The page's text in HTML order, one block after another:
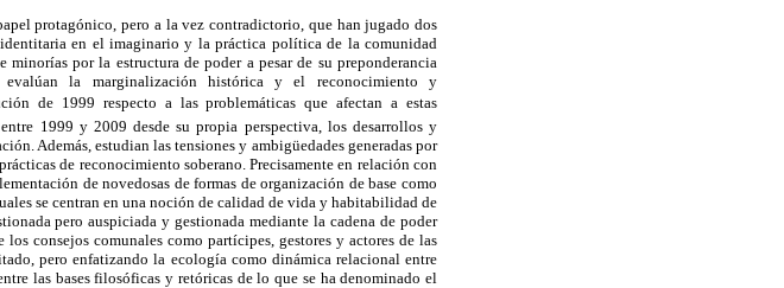
protagónico, pero a la vez contradictorio, que han jugado dos
en el imaginario y la práctica política de la comunidad
por la estructura de poder a pesar de su preponderancia
evalúan la marginalización histórica y el reconocimiento y
de 1999 respecto a las problemáticas que afectan a estas
1999 y 2009 desde su propia perspectiva, los desarrollos y
Además, estudian las tensiones y ambigüedadesgeneradas por
de reconocimiento soberano. Precisamente en relación con
de novedosas de formas de organización de base como
se centran en una noción de calidad de vida y habitabilidad de
pero auspiciada y gestionada mediante la cadena de poder
consejos comunales como partícipes, gestores y actores de las
pero enfatizando la ecología como dinámica relacional entre
las bases filosóficas y retóricas de lo que se ha denominado el